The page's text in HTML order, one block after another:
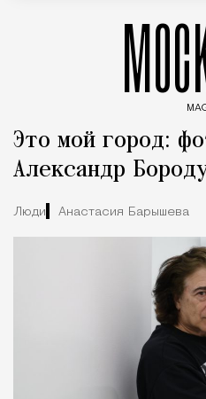
Это мой город:
Александр
Люди Анастасия Барышева